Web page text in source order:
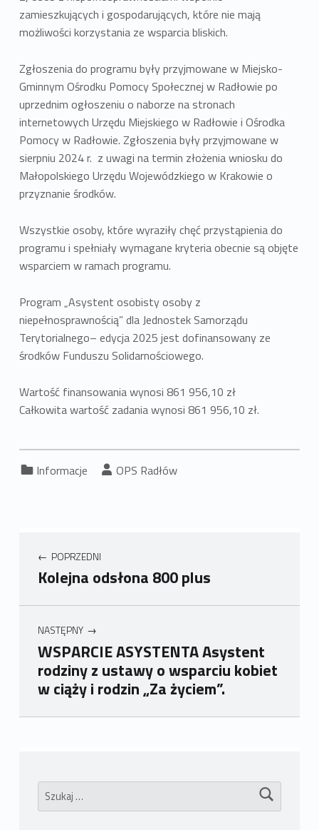
zamieszkujących i gospodarujących, które nie mają
możliwości korzystania ze wsparcia bliskich.
Zgłoszenia do programu były przyjmowane w Miejsko-
Gminnym Ośrodku Pomocy Społecznej w Radłowie po
uprzednim ogłoszeniu o naborze na stronach
internetowych Urzędu Miejskiego w Radłowie i Ośrodka
Pomocy w Radłowie. Zgłoszenia były przyjmowane w
sierpniu 2024 r. z uwagi na termin złożenia wniosku do
Małopolskiego Urzędu Wojewódzkiego w Krakowie o
przyznanie środków.
Wszystkie osoby, które wyraziły chęć przystąpienia do
programu i spełniały wymagane kryteria obecnie są objęte
wsparciem w ramach programu.
Program „Asystent osobisty osoby z
niepełnosprawnością” dla Jednostek Samorządu
Terytorialnego– edycja 2025 jest dofinansowany ze
środków Funduszu Solidarnościowego.
Wartość finansowania wynosi 861 956,10 zł
Całkowita wartość zadania wynosi 861 956,10 zł.
Informacje Napisany przez:
OPS Radłów
POPRZEDNI
Kolejna odsłona 800 plus
NASTĘPNY
WSPARCIE ASYSTENTA Asystent
rodziny z ustawy o wsparciu kobiet
w ciąży i rodzin „Za życiem”.
Wróć do głównej nawigacji
Szukaj: